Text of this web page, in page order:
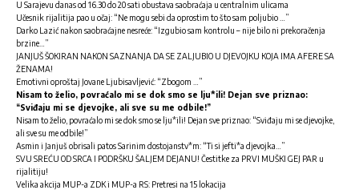
U Sarajevu danas od 16.30 do 20 sati obustava saobraćaja u centralnim ulicama
Učesnik rijalitija pao u očaj: “Ne mogu sebi da oprostim to što sam poljubio …”
Darko Lazić nakon saobraćajne nesreće: “Izgubio sam kontrolu – nije bilo ni prekoračenja
brzine…”
JANJUŠ ŠOKIRAN NAKON SAZNANJA DA SE ZALJUBIO U DJEVOJKU KOJA IMA AFERE SA
ŽENAMA!
Emotivni oproštaj Jovane Ljubisavljević: “Zbogom …”
Nisam to želio, povraćalo mi se dok smo se lju*ili! Dejan sve priznao:
“Sviđaju mi se djevojke, ali sve su me odbile!”
Nisam to želio, povraćalo mi se dok smo se lju*ili! Dejan sve priznao: “Sviđaju mi se djevojke,
ali sve su me odbile!”
Asmin i Janjuš obrisali patos Sarinim dostojanstv*m: “Ti si jefti*a djevojka…”
SVU SREĆU OD SRCA I PODRŠKU ŠALJEM DEJANU! Čestitke za PRVI MUŠKI GEJ PAR u
rijalitiju!
Velika akcija MUP-a ZDK i MUP-a RS: Pretresi na 15 lokacija